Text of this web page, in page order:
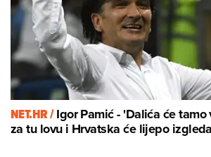
NET.HR /Igor Pamić - 'Dalića će
za tu lovu i Hrvatska će lijepo